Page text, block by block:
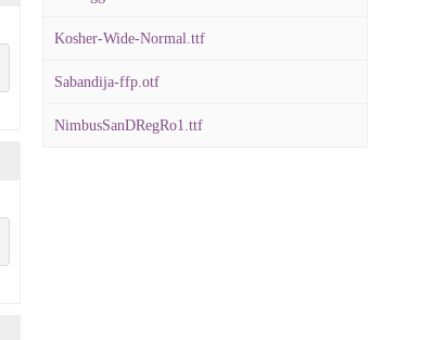
Kosher-Wide-Normal.ttf
Sabandija-ffp.otf
NimbusSanDRegRo1.ttf